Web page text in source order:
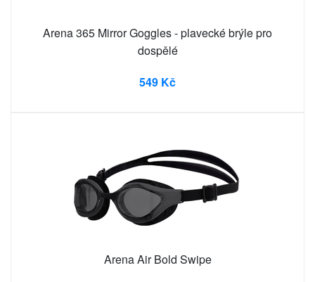
Arena 365 Mirror Goggles - plavecké brýle pro
dospělé
549 Kč
Arena Air Bold Swipe